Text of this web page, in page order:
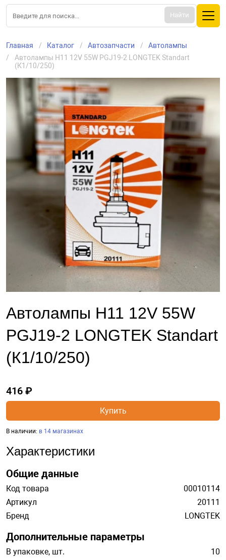
Найти
Главная Каталог Aвтозапчасти
Автолампы
Автолампы H11 12V 55W PGJ19-2 LONGTEK Standart
(К1/10/250)
Автолампы H11 12V 55W
PGJ19-2 LONGTEK Standart
(К1/10/250)
416 ₽
Купить
В наличии: в 14 магазинах
Характеристики
Общие данные
Код товара
00010114
Артикул
20111
Бренд
LONGTEK
Дополнительные параметры
В упаковке, шт.
10